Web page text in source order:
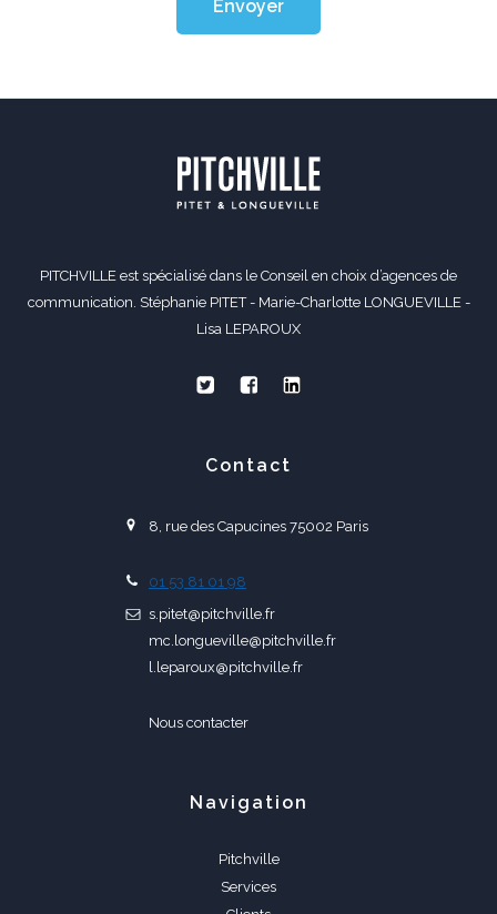
Envoyer
PITCHVILLE est spécialisé dans le Conseil en choix d’agences de
communication. Stéphanie PITET - Marie-Charlotte LONGUEVILLE -
Lisa LEPAROUX
Contact
8, rue des Capucines 75002 Paris
01 53 81 01 98
s.pitet@pitchville.fr
mc.longueville@pitchville.fr
l.leparoux@pitchville.fr
Nous contacter
Navigation
Pitchville
Services